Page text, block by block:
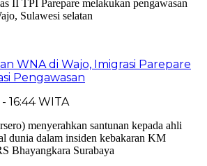
WNA di Wajo, Imigrasi Parepare
Pengawasan
16:44 WITA